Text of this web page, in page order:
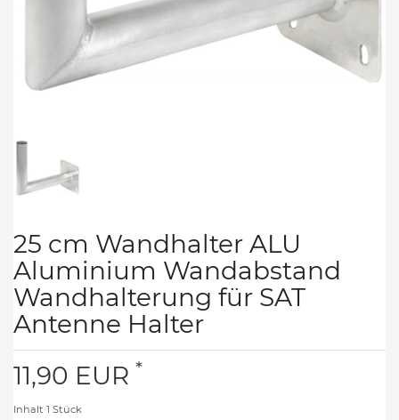
25 cm Wandhalter ALU
Aluminium Wandabstand
Wandhalterung für SAT
Antenne Halter
11,90 EUR *
Inhalt 1 Stück